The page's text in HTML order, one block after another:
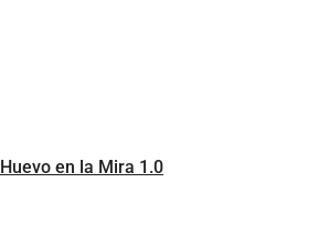
Huevo en la Mira 1.0